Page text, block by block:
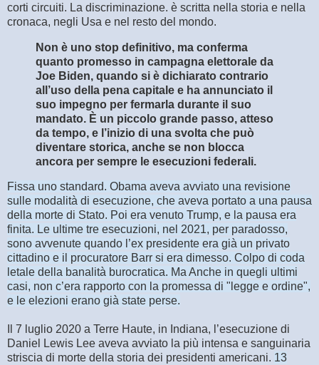
corti circuiti. La discriminazione. è scritta nella storia e nella
cronaca, negli Usa e nel resto del mondo.
Non è uno stop definitivo, ma conferma
quanto promesso in campagna elettorale da
Joe Biden, quando si è dichiarato contrario
all’uso della pena capitale e ha annunciato il
suo impegno per fermarla durante il suo
mandato. È un piccolo grande passo, atteso
da tempo, e l’inizio di una svolta che può
diventare storica, anche se non blocca
ancora per sempre le esecuzioni federali.
Fissa uno standard. Obama aveva avviato una revisione
sulle modalità di esecuzione, che aveva portato a una pausa
della morte di Stato. Poi era venuto Trump, e la pausa era
finita. Le ultime tre esecuzioni, nel 2021, per paradosso,
sono avvenute quando l’ex presidente era già un privato
cittadino e il procuratore Barr si era dimesso. Colpo di coda
letale della banalità burocratica. Ma Anche in quegli ultimi
casi, non c’era rapporto con la promessa di "legge e ordine",
e le elezioni erano già state perse.
Il 7 luglio 2020 a Terre Haute, in Indiana, l’esecuzione di
Daniel Lewis Lee aveva avviato la più intensa e sanguinaria
striscia di morte della storia dei presidenti americani. 13